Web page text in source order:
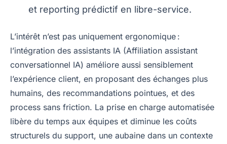
et reporting prédictif en libre-service.
L’intérêt n’est pas uniquement ergonomique :
l’intégration des assistants IA (Affiliation assistant
conversationnel IA) améliore aussi sensiblement
l’expérience client, en proposant des échanges plus
humains, des recommandations pointues, et des
process sans friction. La prise en charge automatisée
libère du temps aux équipes et diminue les coûts
structurels du support, une aubaine dans un contexte